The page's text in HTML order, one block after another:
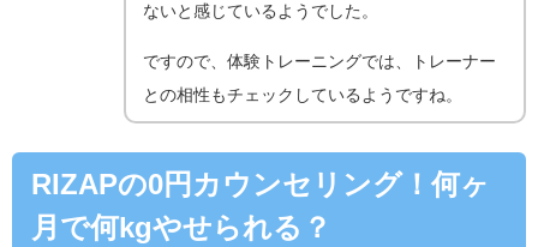
ないと感じているようでした。
ですので、体験トレーニングでは、トレーナー
との相性もチェックしているようですね。
RIZAPの0円カウンセリング！何ヶ
月で何kgやせられる？